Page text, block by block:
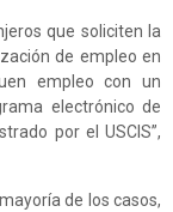
que soliciten la
de empleo en
empleo con un
electrónico de
por el USCIS”,
de los casos,